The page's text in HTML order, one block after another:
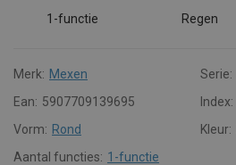
1-functie Regen
Merk: Mexen Serie:
Ean: 5907709139695 Index:
Vorm: Rond Kleur:
Aantal functies: 1-functie